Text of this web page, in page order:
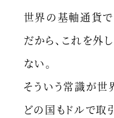
世界の基軸通貨で
だから、これを外
ない。
そういう常識が世
どの国もドルで取